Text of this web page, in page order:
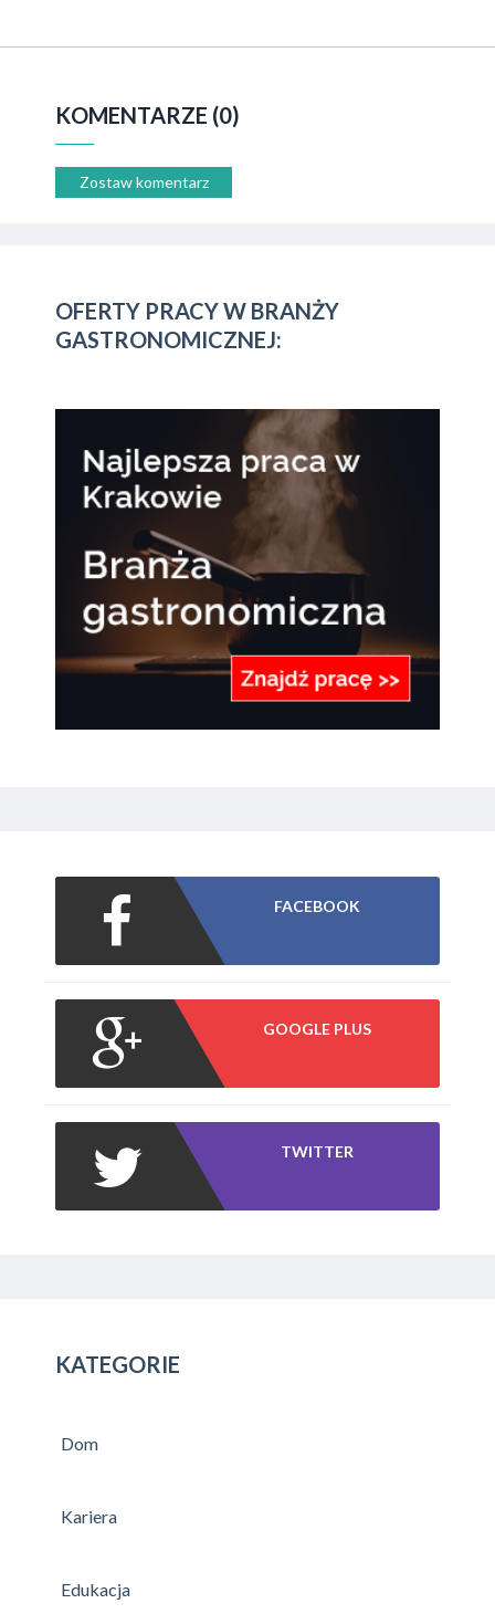
KOMENTARZE (0)
Zostaw komentarz
OFERTY PRACY W BRANŻY
GASTRONOMICZNEJ:
FACEBOOK
GOOGLE PLUS
TWITTER
KATEGORIE
Dom
Kariera
Edukacja